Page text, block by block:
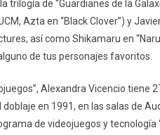
de “Guardianes de la
Azta en “Black Clover”) y
así como Shikamaru en
de tus personajes favoritos.
Alexandra Vicencio tiene
en 1991, en las salas de
de videojuegos y tecnología